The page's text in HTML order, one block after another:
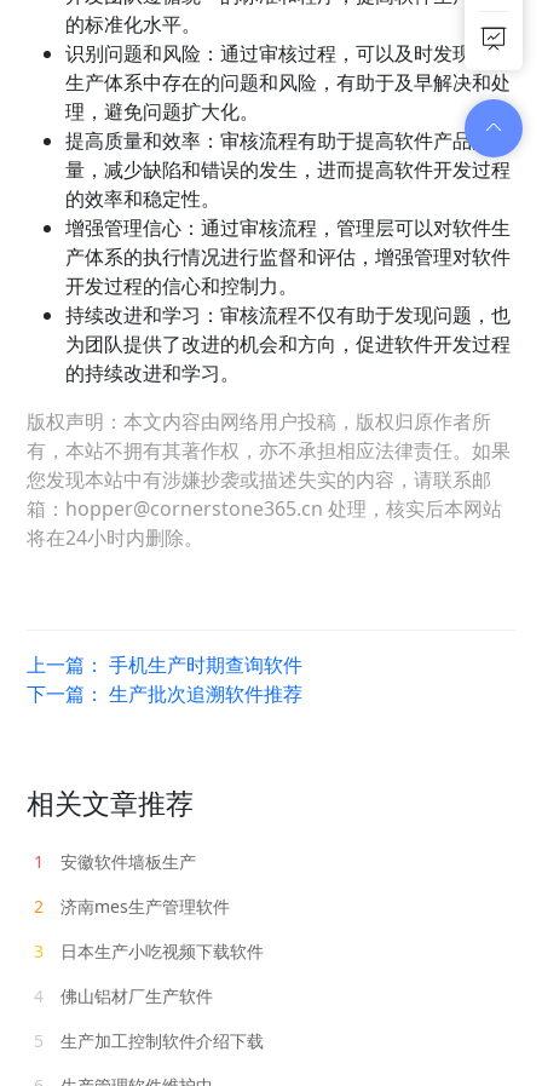
的标准化水平。
识别问题和风险：通过审核过程，可以及时发现软件
生产体系中存在的问题和风险，有助于及早解决和处
理，避免问题扩大化。
提高质量和效率：审核流程有助于提高软件产品的质
量，减少缺陷和错误的发生，进而提高软件开发过程
的效率和稳定性。
增强管理信心：通过审核流程，管理层可以对软件生
产体系的执行情况进行监督和评估，增强管理对软件
开发过程的信心和控制力。
持续改进和学习：审核流程不仅有助于发现问题，也
为团队提供了改进的机会和方向，促进软件开发过程
的持续改进和学习。
版权声明：本文内容由网络用户投稿，版权归原作者所
有，本站不拥有其著作权，亦不承担相应法律责任。如果
您发现本站中有涉嫌抄袭或描述失实的内容，请联系邮
箱：hopper@cornerstone365.cn 处理，核实后本网站
将在24小时内删除。
上一篇：手机生产时期查询软件
下一篇：生产批次追溯软件推荐
相关文章推荐
1
安徽软件墙板生产
2
济南mes生产管理软件
3
日本生产小吃视频下载软件
4
佛山铝材厂生产软件
5
生产加工控制软件介绍下载